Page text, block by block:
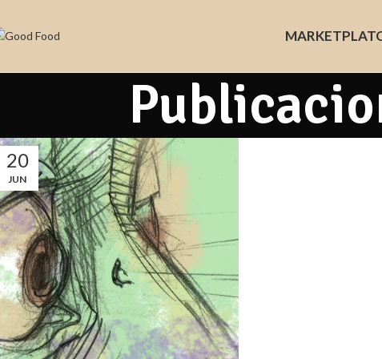
MARKET
20
JUN